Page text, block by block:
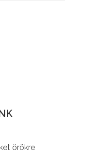
örökre